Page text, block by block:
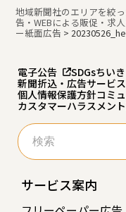
地域新聞社のエリアを絞
告・WEBによる販促・求
ー紙面広告 >
電子公告 SDGsちい
新聞折込・広告サービ
個人情報保護方針コミ
カスタマーハラスメン
検
索:
サービス案内